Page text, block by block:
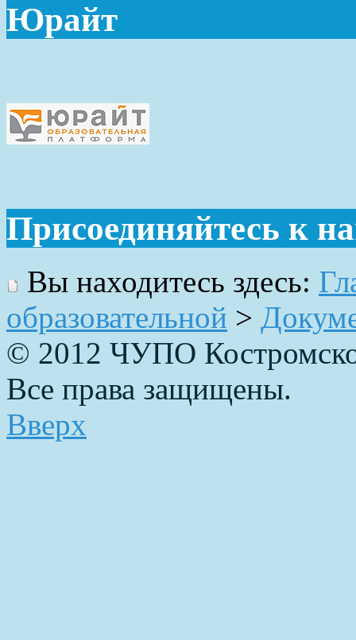
Юрайт
Присоединяйтесь к
Вы находитесь здесь:
образовательной >
© 2012 ЧУПО
Все права защищены.
Вверх